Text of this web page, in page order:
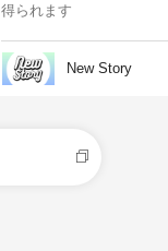
得られます
New Story